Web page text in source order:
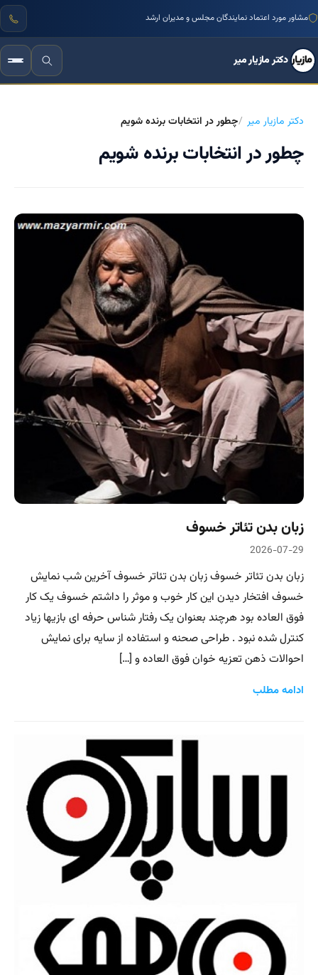
مشاور مورد اعتماد نمایندگان مجلس و مدیران ارشد
دکتر مازیار میر
دکتر مازیار میر چطور در انتخابات برنده شویم
چطور در انتخابات برنده شویم
زبان بدن تئاتر خسوف
2026-07-29
زبان بدن تئاتر خسوف زبان بدن تئاتر خسوف آخرین شب نمایش
خسوف افتخار دیدن این کار خوب و موثر را داشتم خسوف یک کار
فوق العاده بود هرچند بعنوان یک رفتار شناس حرفه ای بازیها زیاد
کنترل شده نبود . طراحی صحنه و استفاده از سایه برای نمایش
احوالات ذهن تعزیه خوان فوق العاده و […]
ادامه مطلب